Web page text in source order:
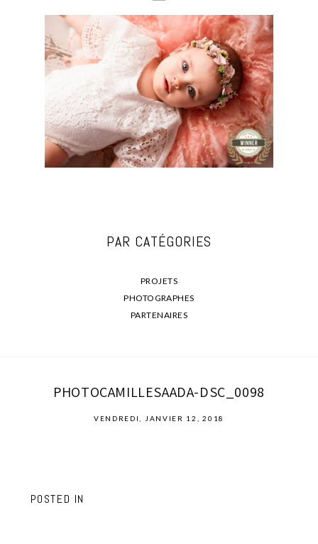
PAR CATÉGORIES
PROJETS
PHOTOGRAPHES
PARTENAIRES
PHOTOCAMILLESAADA-DSC_0098
VENDREDI, JANVIER 12, 2018
POSTED IN